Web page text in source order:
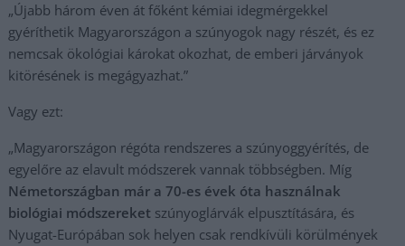
„Újabb három éven át főként kémiai idegmérgekkel
gyéríthetik Magyarországon a szúnyogok nagy részét, és ez
nemcsak ökológiai károkat okozhat, de emberi járványok
kitörésének is megágyazhat.”
Vagy ezt:
„Magyarországon régóta rendszeres a szúnyoggyérítés, de
egyelőre az elavult módszerek vannak többségben. Míg
Németországban már a 70-es évek óta használnak
biológiai módszereket szúnyoglárvák elpusztítására, és
Nyugat-Európában sok helyen csak rendkívüli körülmények